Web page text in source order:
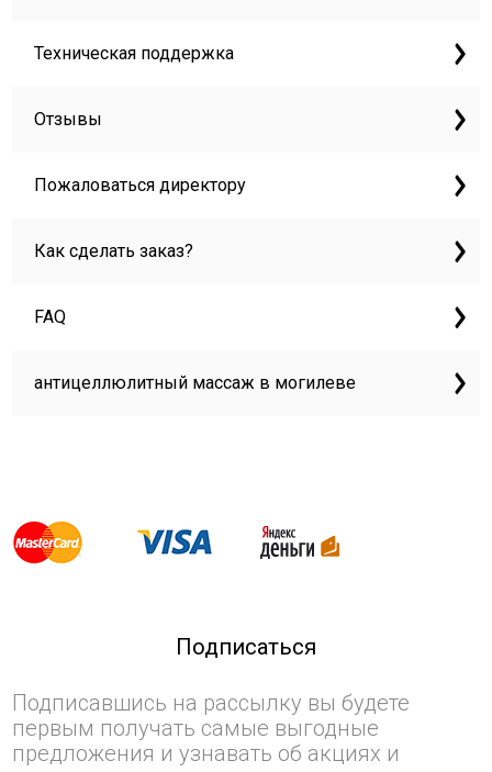
Техническая поддержка
Отзывы
Пожаловаться директору
Как сделать заказ?
FAQ
антицеллюлитный массаж в могилеве
Подписаться
Подписавшись на рассылку вы будете
первым получать самые выгодные
предложения и узнавать об акциях и